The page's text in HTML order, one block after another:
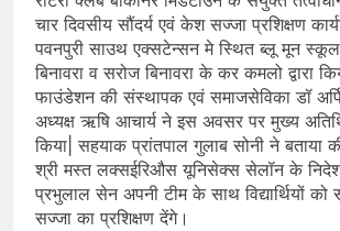
चार दिवसीय सौंदर्य एवं केश सज्जा प्रशिक्षण
पवनपुरी साउथ एक्सटेन्सन मे स्थित ब्लू मून स्कूल
बिनावरा व सरोज बिनावरा के कर कमलो द्वारा
फाउंडेशन की संस्थापक एवं समाजसेविका डॉ
अध्यक्ष ऋषि आचार्य ने इस अवसर पर मुख्य
किया| सहयाक प्रांतपाल गुलाब सोनी ने बताया
श्री मस्त लक्सईरिऔस यूनिसेक्स सेलॉन के
प्रभुलाल सेन अपनी टीम के साथ विद्यार्थियों को
सज्जा का प्रशिक्षण देंगे।